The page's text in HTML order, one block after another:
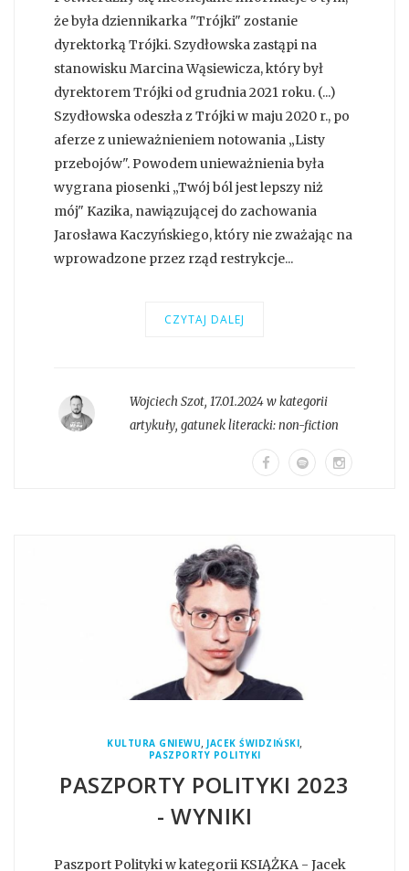
że była dziennikarka "Trójki" zostanie
dyrektorką Trójki. Szydłowska zastąpi na
stanowisku Marcina Wąsiewicza, który był
dyrektorem Trójki od grudnia 2021 roku. (...)
Szydłowska odeszła z Trójki w maju 2020 r., po
aferze z unieważnieniem notowania „Listy
przebojów". Powodem unieważnienia była
wygrana piosenki „Twój ból jest lepszy niż
mój" Kazika, nawiązującej do zachowania
Jarosława Kaczyńskiego, który nie zważając na
wprowadzone przez rząd restrykcje...
CZYTAJ DALEJ
Wojciech Szot, 17.01.2024 w kategorii
artykuły, gatunek literacki:non-fiction
KULTURA GNIEWU, JACEK ŚWIDZIŃSKI,
PASZPORTY POLITYKI
PASZPORTY POLITYKI 2023
- WYNIKI
Paszport Polityki w kategorii KSIĄŻKA - Jacek